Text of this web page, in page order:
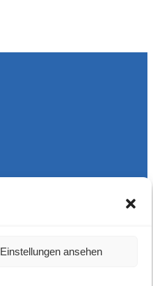
Einstellungen ansehen